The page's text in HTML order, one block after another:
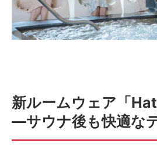
新ルームウェア「
—サウナ後も快適な